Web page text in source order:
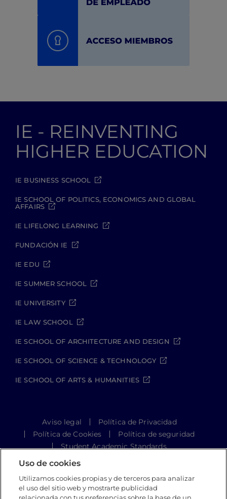
IE - REINVENTING
HIGHER EDUCATION
IE BUSINESS SCHOOL
IE SCHOOL OF POLITICS, ECONOMICS AND GLOBAL
AFFAIRS
IE LIFELONG LEARNING
FUNDACIÓN IE
IE EDU
IE SUMMER SCHOOL
IE UNIVERSITY
IE LAW SCHOOL
IE SCHOOL OF ARCHITECTURE AND DESIGN
IE SCHOOL OF SCIENCE & TECHNOLOGY
IE SCHOOL OF ARTS & HUMANITIES
Aviso legal
Política de Privacidad
Política de Cookies
Política de seguridad
Student Academic Standards
Canal Compliance
IE University 2026
Uso de cookies
Utilizamos cookies propias y de terceros para analizar
el uso del sitio web y mostrarte publicidad